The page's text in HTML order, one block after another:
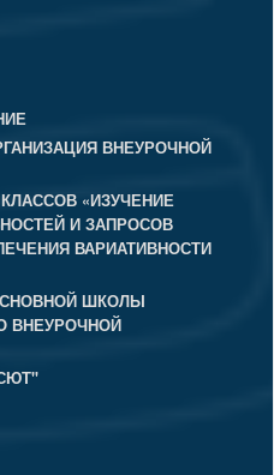
ВНЕУРОЧНОЙ
«ИЗУЧЕНИЕ
И ЗАПРОСОВ
ВАРИАТИВНОСТИ
ШКОЛЫ
ВНЕУРОЧНОЙ